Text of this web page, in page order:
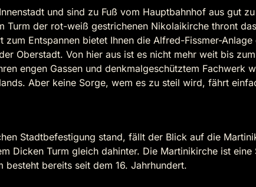
und sind zu Fuß vom Hauptbahnhof aus gut
der rot-weiß gestrichenen Nikolaikirche thront
Entspannen bietet Ihnen die Alfred-Fissmer-
Oberstadt. Von hier aus ist es nicht mehr weit bis
engen Gassen und denkmalgeschütztem Fachwerk
Aber keine Sorge, wem es zu steil wird, fährt
Stadtbefestigung stand, fällt der Blick auf die
Dicken Turm gleich dahinter. Die Martinikirche ist
bereits seit dem 16. Jahrhundert.